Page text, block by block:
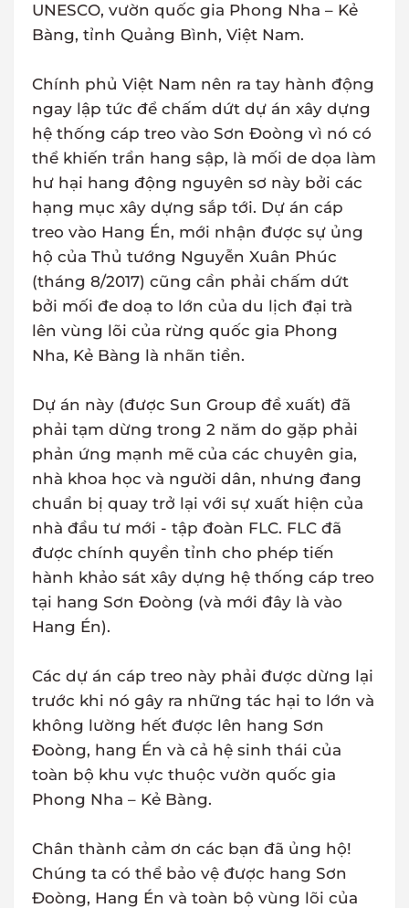
UNESCO, vườn quốc gia Phong Nha – Kẻ
Bàng, tỉnh Quảng Bình, Việt Nam.
Chính phủ Việt Nam nên ra tay hành động
ngay lập tức để chấm dứt dự án xây dựng
hệ thống cáp treo vào Sơn Đoòng vì nó có
thể khiến trần hang sập, là mối de dọa làm
hư hại hang động nguyên sơ này bởi các
hạng mục xây dựng sắp tới. Dự án cáp
treo vào Hang Én, mới nhận được sự ủng
hộ của Thủ tướng Nguyễn Xuân Phúc
(tháng 8/2017) cũng cần phải chấm dứt
bởi mối đe doạ to lớn của du lịch đại trà
lên vùng lõi của rừng quốc gia Phong
Nha, Kẻ Bàng là nhãn tiền.
Dự án này (được Sun Group đề xuất) đã
phải tạm dừng trong 2 năm do gặp phải
phản ứng mạnh mẽ của các chuyên gia,
nhà khoa học và người dân, nhưng đang
chuẩn bị quay trở lại với sự xuất hiện của
nhà đầu tư mới - tập đoàn FLC. FLC đã
được chính quyền tỉnh cho phép tiến
hành khảo sát xây dựng hệ thống cáp treo
tại hang Sơn Đoòng (và mới đây là vào
Hang Én).
Các dự án cáp treo này phải được dừng lại
trước khi nó gây ra những tác hại to lớn và
không lường hết được lên hang Sơn
Đoòng, hang Én và cả hệ sinh thái của
toàn bộ khu vực thuộc vườn quốc gia
Phong Nha – Kẻ Bàng.
Chân thành cảm ơn các bạn đã ủng hộ!
Chúng ta có thể bảo vệ được hang Sơn
Đoòng, Hang Én và toàn bộ vùng lõi của